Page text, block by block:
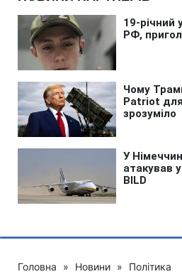
Головна » Новини » Політика